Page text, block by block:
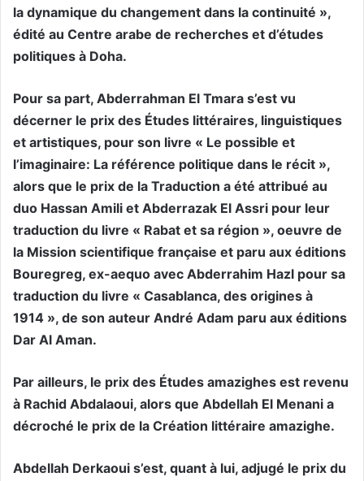
la dynamique du changement dans la continuité »,
édité au Centre arabe de recherches et d’études
politiques à Doha.
Pour sa part, Abderrahman El Tmara s’est vu
décerner le prix des Études littéraires, linguistiques
et artistiques, pour son livre « Le possible et
l’imaginaire: La référence politique dans le récit »,
alors que le prix de la Traduction a été attribué au
duo Hassan Amili et Abderrazak El Assri pour leur
traduction du livre « Rabat et sa région », oeuvre de
la Mission scientifique française et paru aux éditions
Bouregreg, ex-aequo avec Abderrahim Hazl pour sa
traduction du livre « Casablanca, des origines à
1914 », de son auteur André Adam paru aux éditions
Dar Al Aman.
Par ailleurs, le prix des Études amazighes est revenu
à Rachid Abdalaoui, alors que Abdellah El Menani a
décroché le prix de la Création littéraire amazighe.
Abdellah Derkaoui s’est, quant à lui, adjugé le prix du